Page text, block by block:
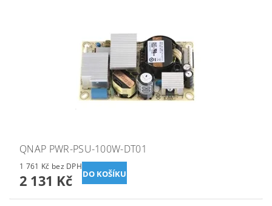
QNAP PWR-PSU-100W-DT01
1 761 Kč bez DPH
2 131 Kč